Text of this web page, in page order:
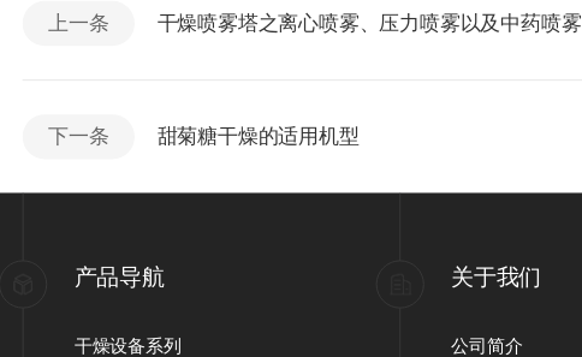
上一条 干燥喷雾塔之离心喷雾、压力喷雾以及中药喷雾
下一条 甜菊糖干燥的适用机型
产品导航
干燥设备系列
关于我们
公司简介